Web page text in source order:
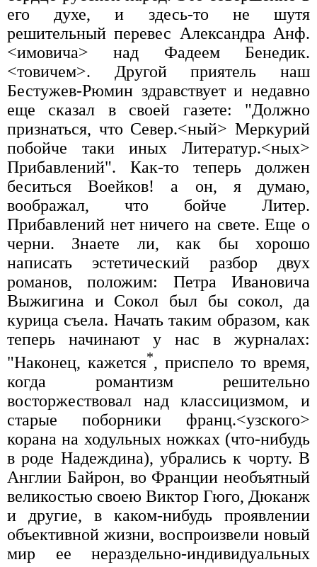
его духе, и здесь-то не шутя
решительный перевес Александра Анф.
<имовича> над Фадеем Бенедик.
<товичем>. Другой приятель наш
Бестужев-Рюмин здравствует и недавно
еще сказал в своей газете: "Должно
признаться, что Север.<ный> Меркурий
побойче таки иных Литератур.<ных>
Прибавлений". Как-то теперь должен
беситься Воейков! а он, я думаю,
воображал, что бойче Литер.
Прибавлений нет ничего на свете. Еще о
черни. Знаете ли, как бы хорошо
написать эстетический разбор двух
романов, положим: Петра Ивановича
Выжигина и Сокол был бы сокол, да
курица съела. Начать таким образом, как
теперь начинают у нас в журналах:
"Наконец, кажется*, приспело то время,
когда романтизм решительно
восторжествовал над классицизмом, и
старые поборники франц.<узского>
корана на ходульных ножках (что-нибудь
в роде Надеждина), убрались к чорту. В
Англии Байрон, во Франции необъятный
великостью своею Виктор Гюго, Дюканж
и другие, в каком-нибудь проявлении
объективной жизни, воспроизвели новый
мир ее нераздельно-индивидуальных